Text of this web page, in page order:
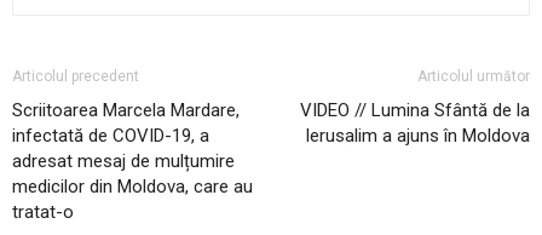
Articolul precedent
Scriitoarea Marcela Mardare,
infectată de COVID-19, a
adresat mesaj de mulțumire
medicilor din Moldova, care au
tratat-o
Articolul următor
VIDEO // Lumina Sfântă de la
Ierusalim a ajuns în Moldova